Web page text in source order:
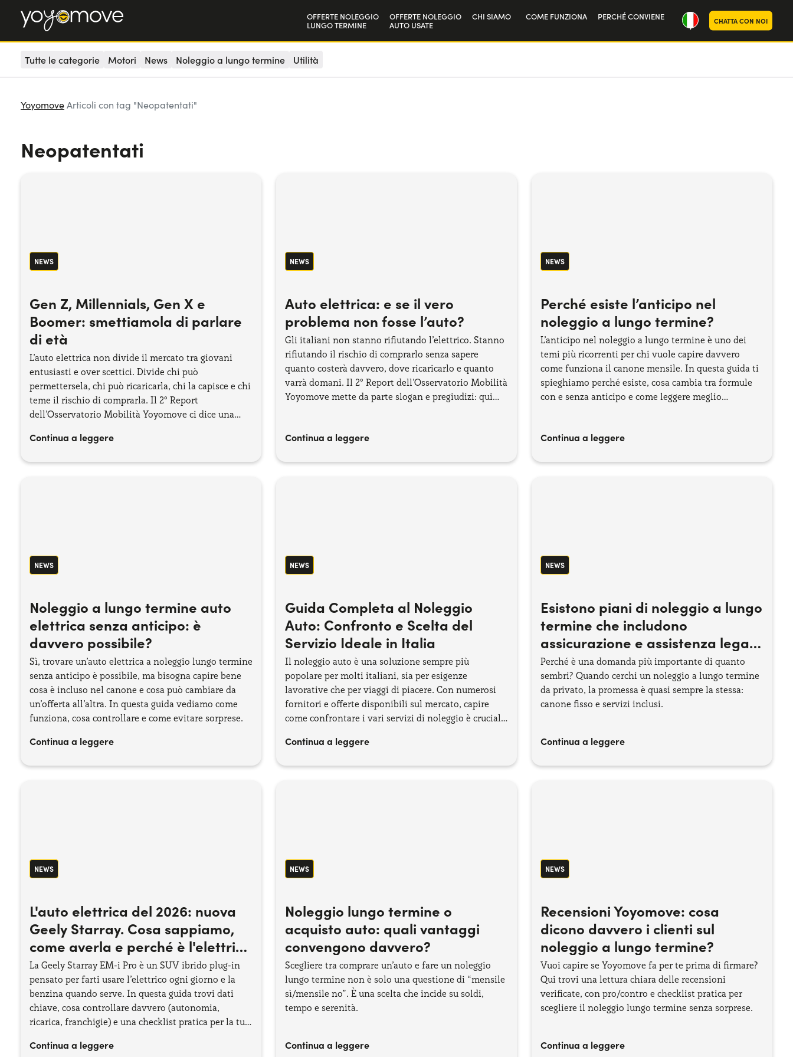
OFFERTE NOLEGGIO
LUNGO TERMINE
OFFERTE NOLEGGIO
AUTO USATE
CHI SIAMO COME FUNZIONA PERCHÉ CONVIENE CHATTA CON NOI
Tutte le categorie Motori News Noleggio a lungo termine Utilità
YoyomoveArticoli con tag "Neopatentati"
Neopatentati
NEWS
Gen Z, Millennials, Gen X e
Boomer: smettiamola di parlare
di età
L’auto elettrica non divide il mercato tra giovani
entusiasti e over scettici. Divide chi può
permettersela, chi può ricaricarla, chi la capisce e chi
teme il rischio di comprarla. Il 2° Report
dell’Osservatorio Mobilità Yoyomove ci dice una
percezione dell’ostacolo concreto che ogni
Continua a leggere
NEWS
Auto elettrica: e se il vero
problema non fosse l’auto?
Gli italiani non stanno rifiutando l’elettrico. Stanno
rifiutando il rischio di comprarlo senza sapere
quanto costerà davvero, dove ricaricarlo e quanto
varrà domani. Il 2° Report dell’Osservatorio Mobilità
Yoyomove mette da parte slogan e pregiudizi: qui
Continua a leggere
NEWS
Perché esiste l’anticipo nel
noleggio a lungo termine?
L’anticipo nel noleggio a lungo termine è uno dei
temi più ricorrenti per chi vuole capire davvero
come funziona il canone mensile. In questa guida ti
spieghiamo perché esiste, cosa cambia tra formule
con e senza anticipo e come leggere meglio
Continua a leggere
NEWS
Noleggio a lungo termine auto
elettrica senza anticipo: è
davvero possibile?
Sì, trovare un’auto elettrica a noleggio lungo termine
senza anticipo è possibile, ma bisogna capire bene
cosa è incluso nel canone e cosa può cambiare da
un’offerta all’altra. In questa guida vediamo come
funziona, cosa controllare e come evitare sorprese.
Continua a leggere
NEWS
Guida Completa al Noleggio
Auto: Confronto e Scelta del
Servizio Ideale in Italia
Il noleggio auto è una soluzione sempre più
popolare per molti italiani, sia per esigenze
lavorative che per viaggi di piacere. Con numerosi
fornitori e offerte disponibili sul mercato, capire
come confrontare i vari servizi di noleggio è cruciale
i migliori servizi di noleggio auto in Italia e fornirà
Continua a leggere
NEWS
Esistono piani di noleggio a lungo
termine che includono
assicurazione e assistenza legale
per privati?
Perché è una domanda più importante di quanto
sembri? Quando cerchi un noleggio a lungo termine
da privato, la promessa è quasi sempre la stessa:
canone fisso e servizi inclusi.
Continua a leggere
NEWS
L'auto elettrica del 2026: nuova
Geely Starray. Cosa sappiamo,
come averla e perché è l'elettrica
smart del 2026
La Geely Starray EM-i Pro è un SUV ibrido plug-in
pensato per farti usare l’elettrico ogni giorno e la
benzina quando serve. In questa guida trovi dati
chiave, cosa controllare davvero (autonomia,
ricarica, franchigie) e una checklist pratica per la tua
Continua a leggere
NEWS
Noleggio lungo termine o
acquisto auto: quali vantaggi
convengono davvero?
Scegliere tra comprare un’auto e fare un noleggio
lungo termine non è solo una questione di “mensile
sì/mensile no”. È una scelta che incide su soldi,
tempo e serenità.
Continua a leggere
NEWS
Recensioni Yoyomove: cosa
dicono davvero i clienti sul
noleggio a lungo termine?
Vuoi capire se Yoyomove fa per te prima di firmare?
Qui trovi una lettura chiara delle recensioni
verificate, con pro/contro e checklist pratica per
scegliere il noleggio lungo termine senza sorprese.
Continua a leggere